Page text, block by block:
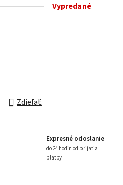
Vypredané
Zdieľať
Expresné odoslanie
do 24 hodín od prijatia
platby